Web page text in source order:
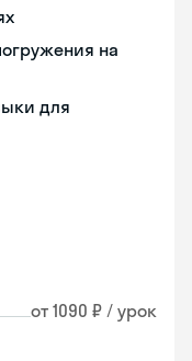
на
для
от 1090 ₽ / урок